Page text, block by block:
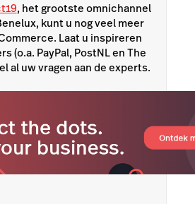
, het grootste omnichannel
kunt u nog veel meer
Laat u inspireren
(o.a. PayPal, PostNL en The
al uw vragen aan de experts.